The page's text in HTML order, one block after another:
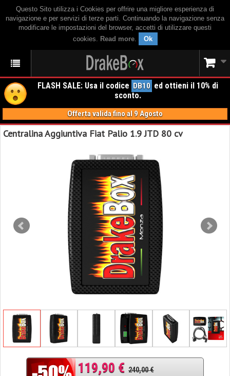
Questo Sito utilizza i Cookies per offrire una migliore esperienza di
navigazione e per servizi di terze parti. Continuando la navigazione senza
modificare le impostazioni del browser, accetti di utilizzare questi
cookies. Read more. Ok
FLASH SALE: Usa il codice DB10 ed ottieni il 10% di
sconto.
Offerta valida fino al 9 Agosto
Centralina Aggiuntiva Fiat Palio 1.9 JTD 80 cv
119,90 € 240,00 €